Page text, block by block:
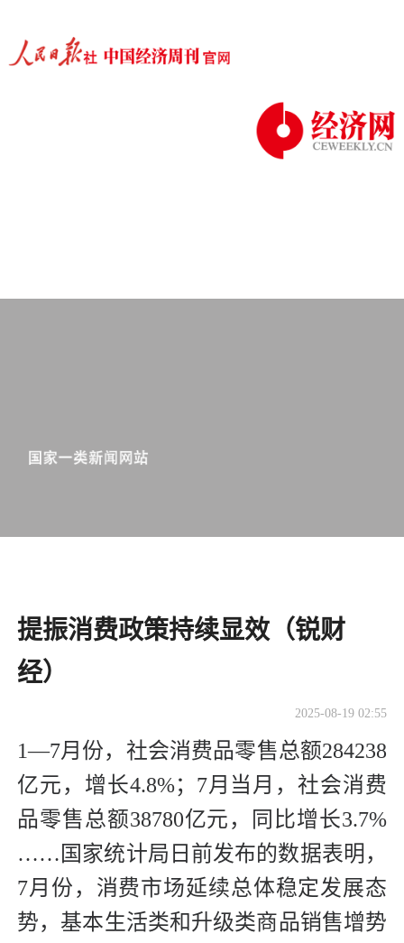
提振消费政策持续显效（锐财
经）
2025-08-19 02:55
1—7月份，社会消费品零售总额284238
亿元，增长4.8%；7月当月，社会消费
品零售总额38780亿元，同比增长3.7%
……国家统计局日前发布的数据表明，
7月份，消费市场延续总体稳定发展态
势，基本生活类和升级类商品销售增势